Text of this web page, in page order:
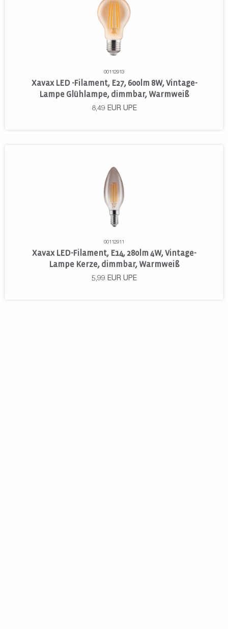
00112913
Xavax LED -Filament, E27, 600lm 8W, Vintage-
Lampe Glühlampe, dimmbar, Warmweiß
8,49 EUR UPE
00112911
Xavax LED-Filament, E14, 280lm 4W, Vintage-
Lampe Kerze, dimmbar, Warmweiß
5,99 EUR UPE